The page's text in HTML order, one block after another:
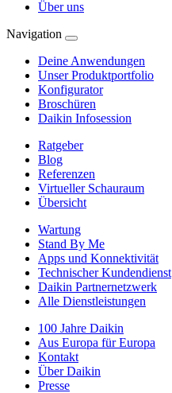
Über uns
Navigation
Deine Anwendungen
Unser Produktportfolio
Konfigurator
Broschüren
Daikin Infosession
Ratgeber
Blog
Referenzen
Virtueller Schauraum
Übersicht
Wartung
Stand By Me
Apps und Konnektivität
Technischer Kundendienst
Daikin Partnernetzwerk
Alle Dienstleistungen
100 Jahre Daikin
Aus Europa für Europa
Kontakt
Über Daikin
Presse